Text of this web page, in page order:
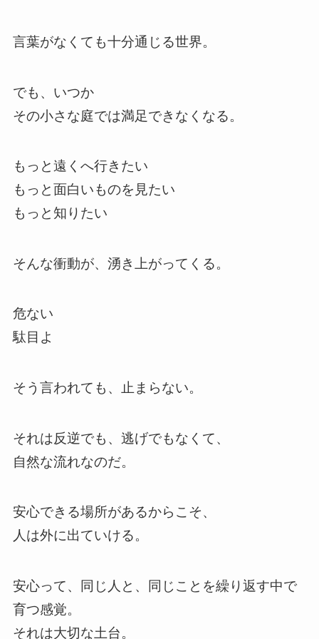
言葉がなくても十分通じる世界。
でも、いつか
その小さな庭では満足できなくなる。
もっと遠くへ行きたい
もっと面白いものを見たい
もっと知りたい
そんな衝動が、湧き上がってくる。
危ない
駄目よ
そう言われても、止まらない。
それは反逆でも、逃げでもなくて、
自然な流れなのだ。
安心できる場所があるからこそ、
人は外に出ていける。
安心って、同じ人と、同じことを繰り返す中で
育つ感覚。
それは大切な土台。